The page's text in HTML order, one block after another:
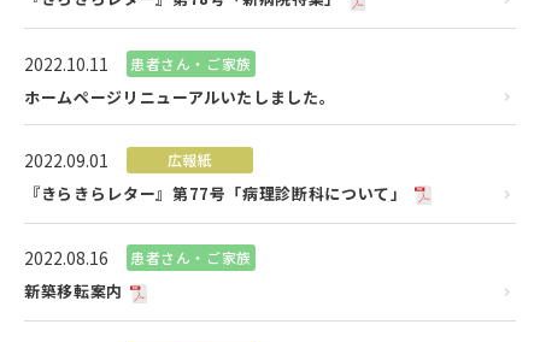
2022.10.11 患者さん・ご家族
ホームページリニューアルいたしました。
2022.09.01 広報紙
『きらきらレター』第77号「病理診断科について」
2022.08.16 患者さん・ご家族
新築移転案内